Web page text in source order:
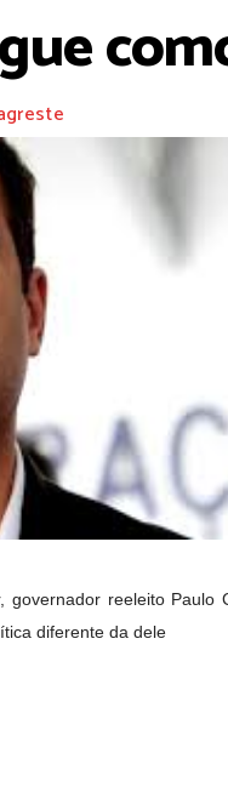
governador reeleito Paulo
diferente da dele